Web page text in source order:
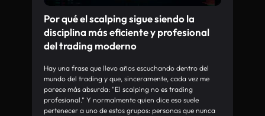
Por qué el scalping sigue siendo la
disciplina más eficiente y profesional
del trading moderno
Hay una frase que llevo años escuchando dentro del
mundo del trading y que, sinceramente, cada vez me
parece más absurda: “El scalping no es trading
profesional.” Y normalmente quien dice eso suele
pertenecer a uno de estos grupos: personas que nunca